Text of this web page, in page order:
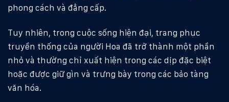
phong cách và đẳng cấp.
Tuy nhiên, trong cuộc sống hiện đại, trang phục
truyền thống của người Hoa đã trở thành một phần
nhỏ và thường chỉ xuất hiện trong các dịp đặc biệt
hoặc được giữ gìn và trưng bày trong các bảo tàng
văn hóa.